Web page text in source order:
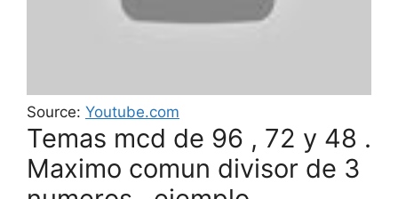
Source: Youtube.com
Temas mcd de 96 , 72 y 48 .
Maximo comun divisor de 3